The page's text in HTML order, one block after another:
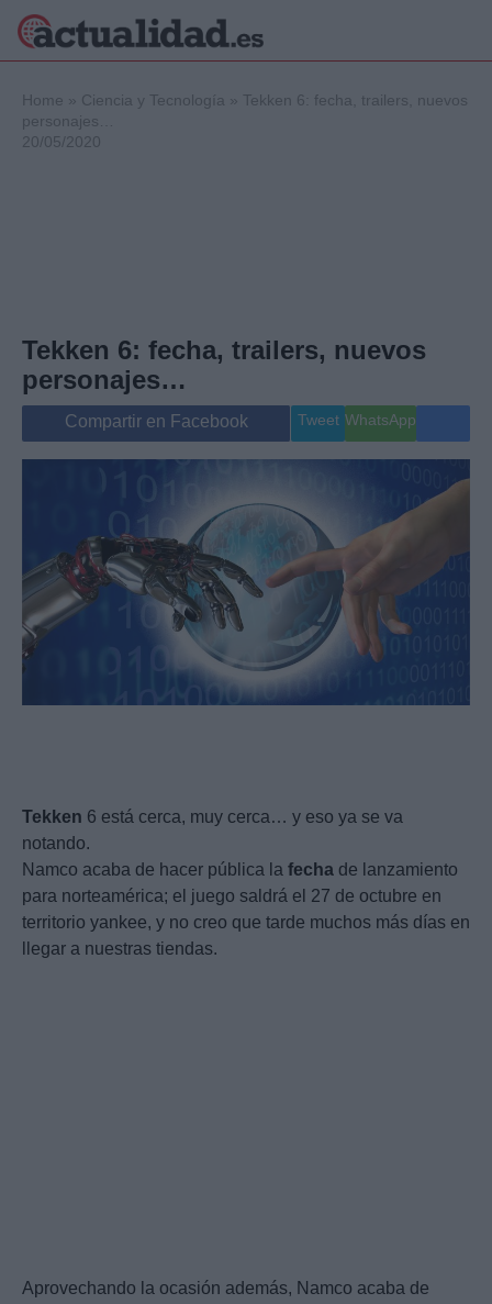
Internacional
Viajes
Musica
Home » Ciencia y Tecnología » Tekken 6: fecha, trailers, nuevos
personajes…
20/05/2020
Tekken 6: fecha, trailers, nuevos
personajes…
Compartir en Facebook Tweet WhatsApp
Tekken 6 está cerca, muy cerca… y eso ya se va
notando.
Namco acaba de hacer pública la fecha de lanzamiento
para norteamérica; el juego saldrá el 27 de octubre en
territorio yankee, y no creo que tarde muchos más días en
llegar a nuestras tiendas.
Aprovechando la ocasión además, Namco acaba de